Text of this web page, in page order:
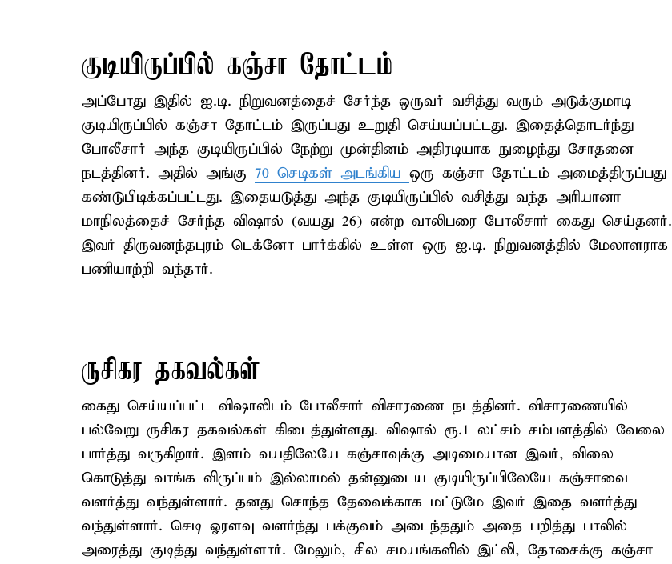
குடியிருப்பில் கஞ்சா தோட்டம்
அப்போது இதில் ஐ.டி. நிறுவனத்தைச் சேர்ந்த ஒருவர் வசித்து வரும் அடுக்குமாடி
குடியிருப்பில் கஞ்சா தோட்டம் இருப்பது உறுதி செய்யப்பட்டது. இதைத்தொடர்ந்து
போலீசார் அந்த குடியிருப்பில் நேற்று முன்தினம் அதிரடியாக நுழைந்து சோதனை
நடத்தினர். அதில் அங்கு 70 செடிகள் அடங்கிய ஒரு கஞ்சா தோட்டம் அமைத்திருப்பது
கண்டுபிடிக்கப்பட்டது. இதையடுத்து அந்த குடியிருப்பில் வசித்து வந்த அரியானா
மாநிலத்தைச் சேர்ந்த விஷால் (வயது 26) என்ற வாலிபரை போலீசார் கைது செய்தனர்.
இவர் திருவனந்தபுரம் டெக்னோ பார்க்கில் உள்ள ஒரு ஐ.டி. நிறுவனத்தில் மேலாளராக
பணியாற்றி வந்தார்.
ருசிகர தகவல்கள்
கைது செய்யப்பட்ட விஷாலிடம் போலீசார் விசாரணை நடத்தினர். விசாரணையில்
பல்வேறு ருசிகர தகவல்கள் கிடைத்துள்ளது. விஷால் ரூ.1 லட்சம் சம்பளத்தில் வேலை
பார்த்து வருகிறார். இளம் வயதிலேயே கஞ்சாவுக்கு அடிமையான இவர், விலை
கொடுத்து வாங்க விருப்பம் இல்லாமல் தன்னுடைய குடியிருப்பிலேயே கஞ்சாவை
வளர்த்து வந்துள்ளார். தனது சொந்த தேவைக்காக மட்டுமே இவர் இதை வளர்த்து
வந்துள்ளார். செடி ஓரளவு வளர்ந்து பக்குவம் அடைந்ததும் அதை பறித்து பாலில்
அரைத்து குடித்து வந்துள்ளார். மேலும், சில சமயங்களில் இட்லி, தோசைக்கு கஞ்சா